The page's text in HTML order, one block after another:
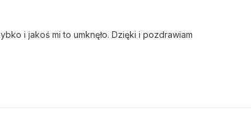
i jakoś mi to umknęło. Dzięki i pozdrawiam